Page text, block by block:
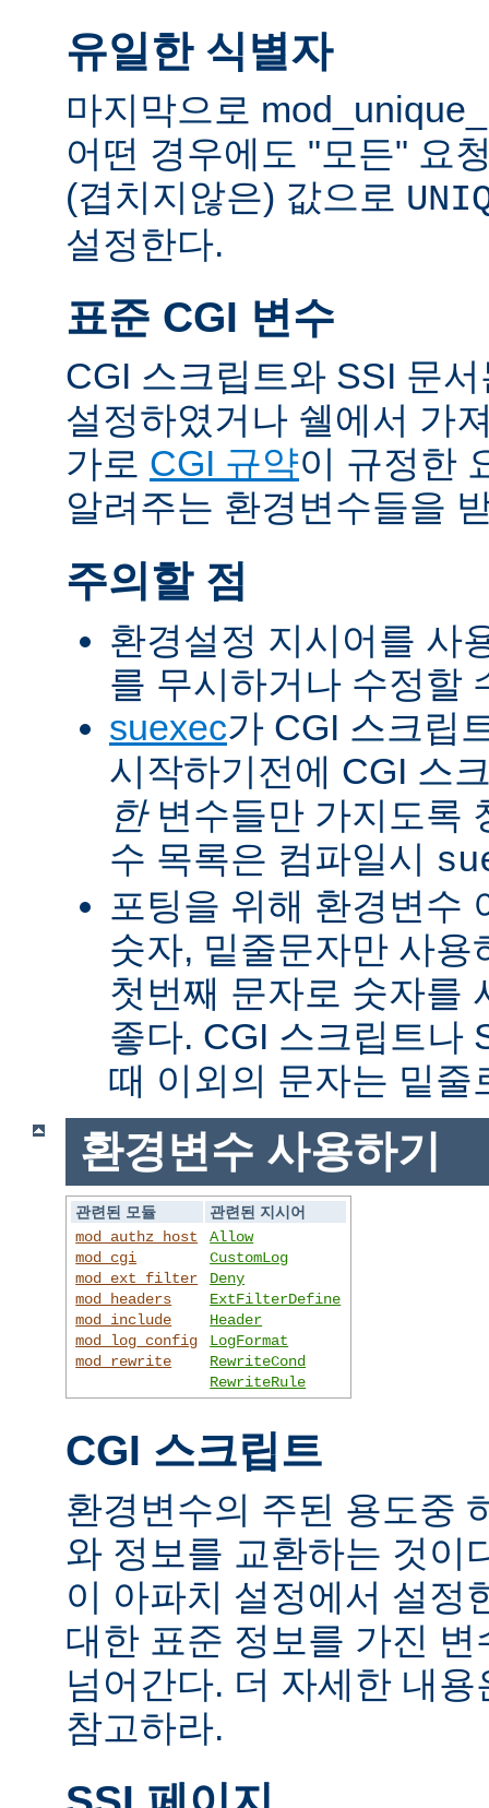
유일한 식별자
마지막으로
어떤 경우에도 "모든" 요
(겹치지않은) 값으로
설정한다.
표준 CGI 변수
CGI 스크립트와 SSI 문
설정하였거나 쉘에서 가
가로 CGI 규약이 규정한
알려주는 환경변수들을
주의할 점
환경설정 지시어를 사
를 무시하거나 수정할
suexec가 CGI 스크립
시작하기전에 CGI 스
한변수들만 가지도록
수 목록은 컴파일시
포팅을 위해 환경변수
숫자, 밑줄문자만 사용
첫번째 문자로 숫자를
좋다. CGI 스크립트나
때 이외의 문자는 밑줄
환경변수 사용하기
관련된 모듈
관련된 지시어
mod_authz_host
mod_cgi
mod_ext_filter
mod_headers
mod_include
mod_log_config
mod_rewrite
Allow
CustomLog
Deny
ExtFilterDefine
Header
LogFormat
RewriteCond
RewriteRule
CGI 스크립트
환경변수의 주된 용도중
와 정보를 교환하는 것이
이 아파치 설정에서 설정
대한 표준 정보를 가진
넘어간다. 더 자세한 내
참고하라.